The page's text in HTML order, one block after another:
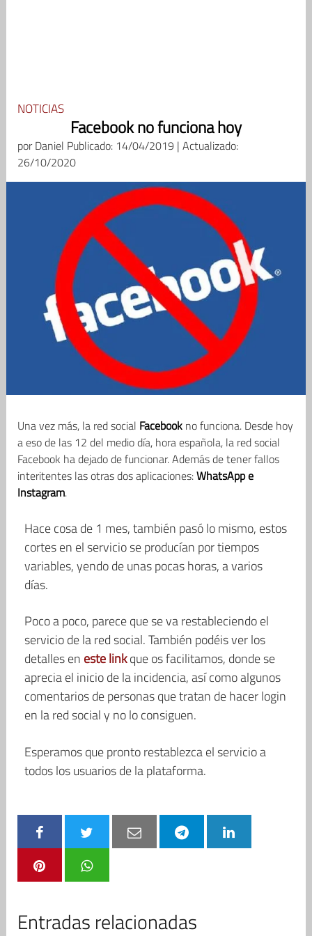
NOTICIAS
Facebook no funciona hoy
porDaniel Publicado: 14/04/2019 | Actualizado:
26/10/2020
Una vez más, la red social Facebookno funciona. Desde hoy
a eso de las 12 del medio día, hora española, la red social
Facebook ha dejado de funcionar. Además de tener fallos
interitentes las otras dos aplicaciones:WhatsApp e
Instagram.
Hace cosa de 1 mes, también pasó lo mismo, estos
cortes en el servicio se producían por tiempos
variables, yendo de unas pocas horas, a varios
días.
Poco a poco, parece que se va restableciendo el
servicio de la red social. También podéis ver los
detalles en este linkque os facilitamos, donde se
aprecia el inicio de la incidencia, así como algunos
comentarios de personas que tratan de hacer login
en la red social y no lo consiguen.
Esperamos que pronto restablezca el servicio a
todos los usuarios de la plataforma.
Entradas relacionadas